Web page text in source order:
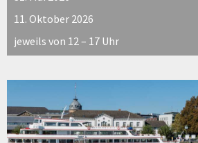
11. Oktober 2026
jeweils von 12 – 17 Uhr